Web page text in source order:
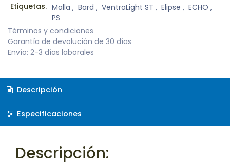
Etiquetas. Malla , Bard , VentraLight ST , Elipse , ECHO ,
PS
Términos y condiciones
Garantía de devolución de 30 días
Envío: 2-3 días laborales
Descripción
Especificaciones
Descripción: